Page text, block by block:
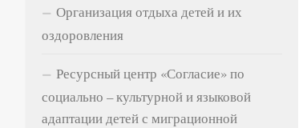
Организация отдыха детей и их
оздоровления
Ресурсный центр «Согласие» по
социально – культурной и языковой
адаптации детей с миграционной